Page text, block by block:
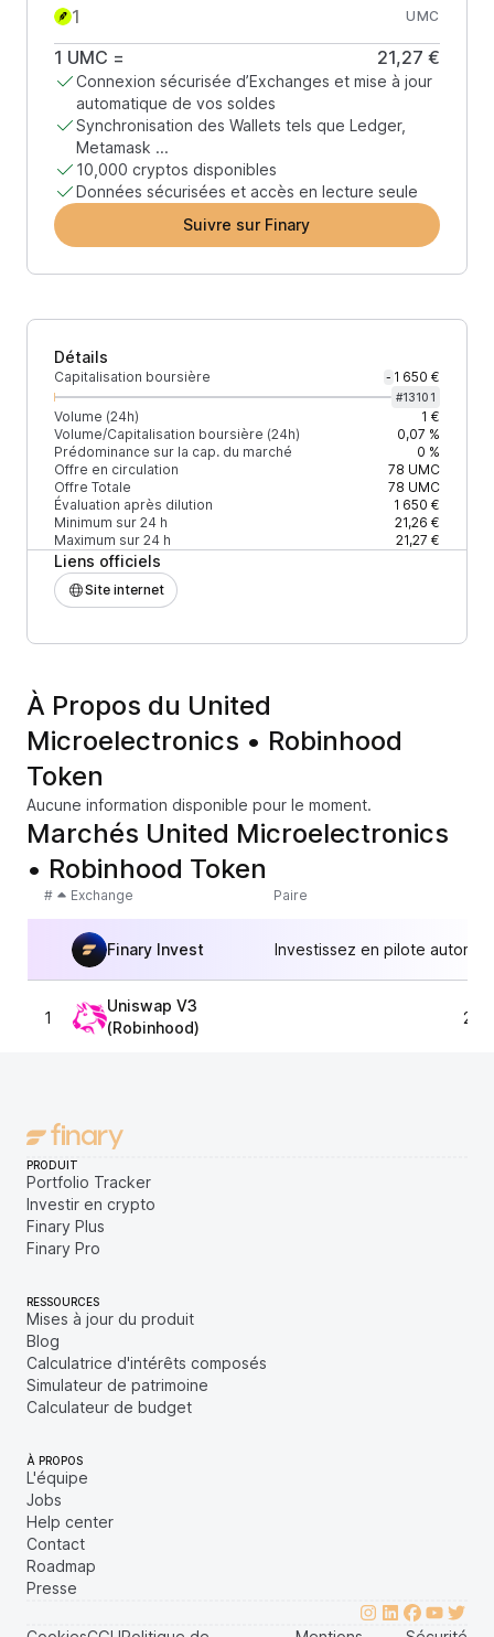
UMC
1 UMC = 21,27 €
Connexion sécurisée d’Exchanges et mise à jour
automatique de vos soldes
Synchronisation des Wallets tels que Ledger,
Metamask ...
10,000 cryptos disponibles
Données sécurisées et accès en lecture seule
Suivre sur Finary
Détails
Capitalisation boursière - 1 650 €
#13101
Volume (24h)
1 €
Volume/Capitalisation boursière (24h)
0,07 %
Prédominance sur la cap. du marché
0 %
Offre en circulation
78 UMC
Offre Totale
78 UMC
Évaluation après dilution
1 650 €
Minimum sur 24 h
21,26 €
Maximum sur 24 h
21,27 €
Liens officiels
Site internet
À Propos du United
Microelectronics • Robinhood
Token
Aucune information disponible pour le moment.
Marchés United Microelectronics
• Robinhood Token
# Exchange Paire
Finary Invest Investissez en pilote
1
Uniswap V3
(Robinhood)
PRODUIT
Portfolio Tracker
Investir en crypto
Finary Plus
Finary Pro
RESSOURCES
Mises à jour du produit
Blog
Calculatrice d'intérêts composés
Simulateur de patrimoine
Calculateur de budget
À PROPOS
L'équipe
Jobs
Help center
Contact
Roadmap
Presse